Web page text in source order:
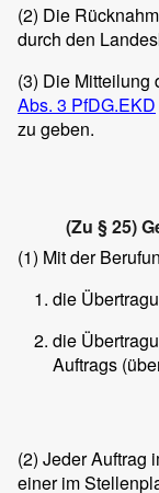
(2) Die
durch den
(3) Die Mitteilung
Abs. 3 PfDG.EKD
zu geben.
(Zu § 25)
(1) Mit der
die
die
Auftrags
(2) Jeder Auftrag
einer im